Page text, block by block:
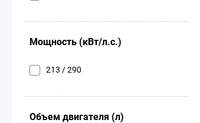
Мощность (кВт/л.с.)
213 / 290
Объем двигателя (л)